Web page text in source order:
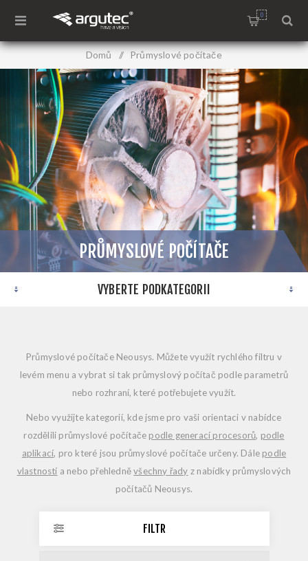
0
Domů / Průmyslové počítače
PRŮMYSLOVÉ POČÍTAČE
VYBERTE PODKATEGORII
Průmyslové počítače Neousys. Můžete využít rychlého filtru v
levém menu a vybrat si tak průmyslový počítač podle parametrů
nebo rozhraní, které potřebujete využít.
Nebo využijte kategorií, kde jsme pro vaši orientaci v nabídce
rozdělili průmyslové počítače podle generací procesorů, podle
aplikací, pro které jsou průmyslové počítače určeny. Dále podle
vlastností a nebo přehledněvšechny řady z nabídky průmyslových
počítačů Neousys.
FILTR